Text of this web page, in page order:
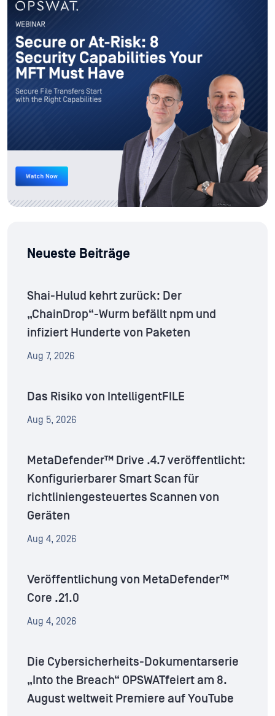
Neueste Beiträge
Shai-Hulud kehrt zurück: Der
„ChainDrop“-Wurm befällt npm und
infiziert Hunderte von Paketen
Aug 7, 2026
Das Risiko von IntelligentFILE
Aug 5, 2026
MetaDefender™ Drive .4.7 veröffentlicht:
Konfigurierbarer Smart Scan für
richtliniengesteuertes Scannen von
Geräten
Aug 4, 2026
Veröffentlichung von MetaDefender™
Core .21.0
Aug 4, 2026
Die Cybersicherheits-Dokumentarserie
„Into the Breach“ OPSWATfeiert am 8.
August weltweit Premiere auf YouTube